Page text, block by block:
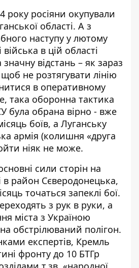
року росіяни окупували
області. А з
наступу у лютому
в цій області
відстань – як зараз
не розтягувати лінію
в оперативному
така оборонна тактика
була обрана вірно - вже
боїв, а Луганську
армія (колишня «друга
ніяк не може.
сили сторін на
в район Сєверодонецька,
точаться запеклі бої.
з рук в руки, а
міста з Україною
обстрілюваний полігон.
експертів, Кремль
фронту до 10 БТГр